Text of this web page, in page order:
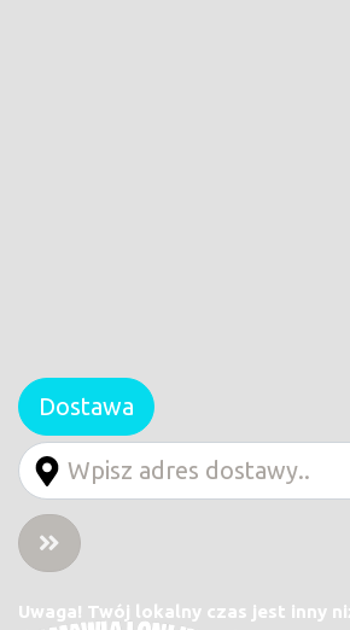
Dostawa
Uwaga! Twój lokalny czas jest inny